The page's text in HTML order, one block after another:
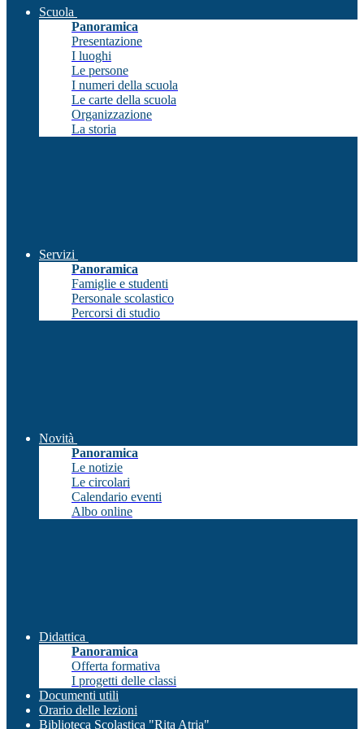
Scuola
Panoramica
Presentazione
I luoghi
Le persone
I numeri della scuola
Le carte della scuola
Organizzazione
La storia
Servizi
Panoramica
Famiglie e studenti
Personale scolastico
Percorsi di studio
Novità
Panoramica
Le notizie
Le circolari
Calendario eventi
Albo online
Didattica
Panoramica
Offerta formativa
I progetti delle classi
Documenti utili
Orario delle lezioni
Biblioteca Scolastica "Rita Atria"